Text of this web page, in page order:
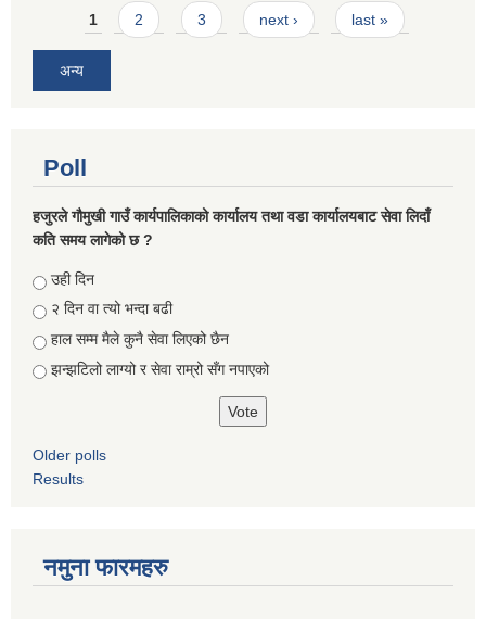
Pages
1 2 3 next › last »
अन्य
Poll
हजुरले गौमुखी गाउँ कार्यपालिकाको कार्यालय तथा वडा कार्यालयबाट सेवा लिदाँ
कति समय लागेको छ ?
Choices
उही दिन
२ दिन वा त्यो भन्दा बढी
हाल सम्म मैले कुनै सेवा लिएको छैन
झन्झटिलो लाग्यो र सेवा राम्रो सँग नपाएको
Older polls
Results
नमुना फारमहरु